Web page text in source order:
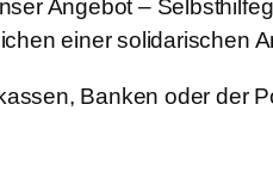
Angebot –
einer solidarischen
Banken oder der